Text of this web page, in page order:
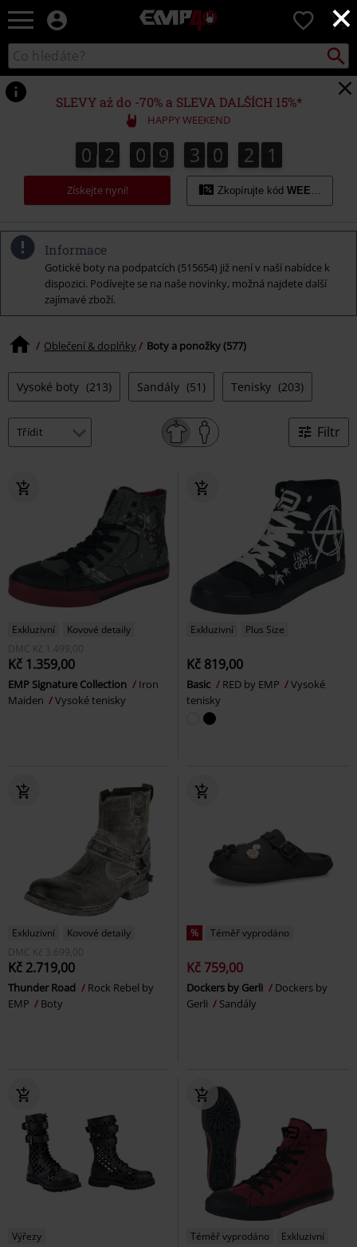
×
EMP
Hudba,
filmy
&
seriály,
Merch
pro
hráče,
Alternativní
móda
0
Katalog
vyhledávání
SLEVY až do -70% a SLEVA DALŠÍCH 15%*
HAPPY WEEKEND
0
0 2
2 0
0 9
9 3
3 0
0 1
2
1
2 9
0
9
1
0
Získejte nyní! Zkopírujte kód WEEKEND
Informace
Gotické boty na podpatcích (515654) již není v naší nabídce k
dispozici. Podívejte se na naše novinky, možná najdete další
zajímavé zboží.
Oblečení & doplňky Boty a ponožky (577)
Vysoké boty (213) Sandály (51) Tenisky (203)
Filtr
Exkluzivní
Kovové detaily
DMC
Kč 1.499,00
Kč 1.359,00
EMP Signature Collection
Iron
Maiden
Vysoké tenisky
Exkluzivní Plus Size
Kč 819,00
Basic RED by EMP
Vysoké
tenisky
Exkluzivní
Kovové detaily
DMC
Kč 3.699,00
Kč 2.719,00
Thunder Road
Rock Rebel by
EMP
Boty
% Téměř vyprodáno
Kč 759,00
Dockers by Gerli
Dockers by
Gerli
Sandály
Výřezy Téměř vyprodáno
Exkluzivní